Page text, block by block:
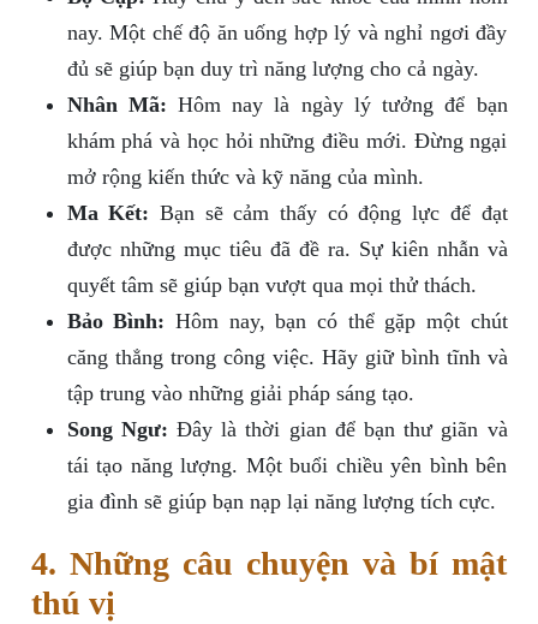
nay. Một chế độ ăn uống hợp lý và nghỉ ngơi đầy
đủ sẽ giúp bạn duy trì năng lượng cho cả ngày.
Nhân Mã: Hôm nay là ngày lý tưởng để bạn
khám phá và học hỏi những điều mới. Đừng ngại
mở rộng kiến thức và kỹ năng của mình.
Ma Kết: Bạn sẽ cảm thấy có động lực để đạt
được những mục tiêu đã đề ra. Sự kiên nhẫn và
quyết tâm sẽ giúp bạn vượt qua mọi thử thách.
Bảo Bình: Hôm nay, bạn có thể gặp một chút
căng thẳng trong công việc. Hãy giữ bình tĩnh và
tập trung vào những giải pháp sáng tạo.
Song Ngư: Đây là thời gian để bạn thư giãn và
tái tạo năng lượng. Một buổi chiều yên bình bên
gia đình sẽ giúp bạn nạp lại năng lượng tích cực.
4. Những câu chuyện và bí mật
thú vị